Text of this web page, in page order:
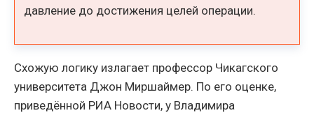
давление до достижения целей операции.
Схожую логику излагает профессор Чикагского
университета Джон Миршаймер. По его оценке,
приведённой РИА Новости, у Владимира